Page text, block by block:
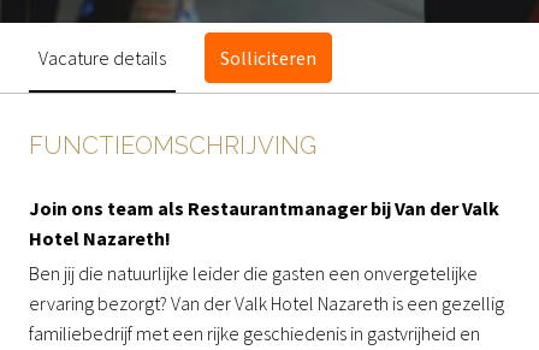
Vacature details Solliciteren
FUNCTIEOMSCHRIJVING
Join ons team als Restaurantmanager bij Van der Valk
Hotel Nazareth!
Ben jij die natuurlijke leider die gasten een onvergetelijke
ervaring bezorgt? Van der Valk Hotel Nazareth is een gezellig
familiebedrijf met een rijke geschiedenis in gastvrijheid en